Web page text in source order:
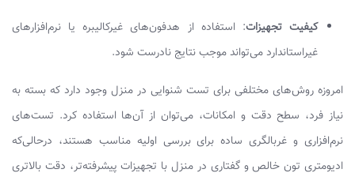
کیفیت تجهیزات: استفاده از هدفون‌های غیرکالیبره یا نرم‌افزارهای
غیراستاندارد می‌تواند موجب نتایج نادرست شود.
امروزه روش‌های مختلفی برای تست شنوایی در منزل وجود دارد که بسته به
نیاز فرد، سطح دقت و امکانات، می‌توان از آن‌ها استفاده کرد. تست‌های
نرم‌افزاری و غربالگری ساده برای بررسی اولیه مناسب هستند، درحالی‌که
ادیومتری تون خالص و گفتاری در منزل با تجهیزات پیشرفته‌تر، دقت بالاتری